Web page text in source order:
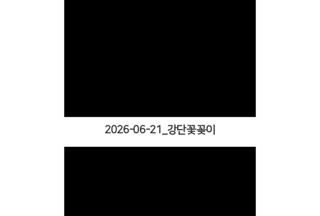
2026-06-21_강단꽃꽂이